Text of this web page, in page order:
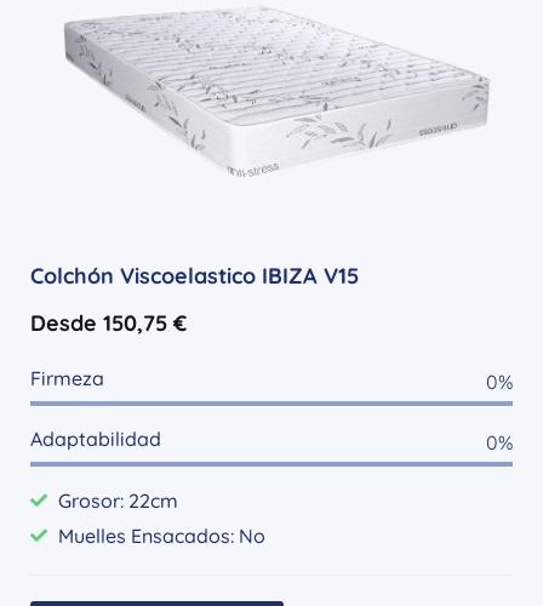
Colchón Viscoelastico IBIZA V15
Desde 150,75 €
Firmeza 0%
Adaptabilidad 0%
Grosor: 22cm
Muelles Ensacados: No